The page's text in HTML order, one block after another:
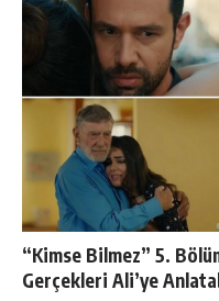
“Kimse Bilmez” 5.
Gerçekleri Ali’ye